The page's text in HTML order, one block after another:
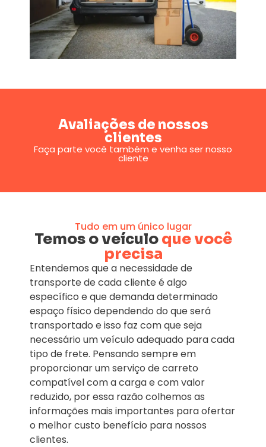
Avaliações de nossos
clientes
Faça parte você também e venha ser nosso
cliente
Tudo em um único lugar
Temos o veículoque você
precisa
Entendemos que a necessidade de
transporte de cada cliente é algo
específico e que demanda determinado
espaço físico dependendo do que será
transportado e isso faz com que seja
necessário um veículo adequado para cada
tipo de frete. Pensando sempre em
proporcionar um serviço de carreto
compatível com a carga e com valor
reduzido, por essa razão colhemos as
informações mais importantes para ofertar
o melhor custo benefício para nossos
clientes.